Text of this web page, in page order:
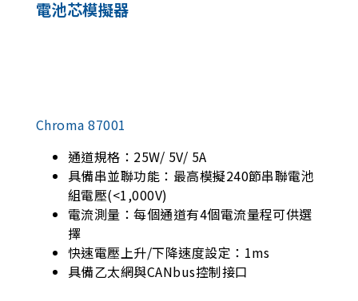
電池芯模擬器
Chroma 87001
通道規格：25W/ 5V/ 5A
具備串並聯功能：最高模擬240節串聯電池
組電壓(<1,000V)
電流測量：每個通道有4個電流量程可供選
擇
快速電壓上升/下降速度設定：1ms
具備乙太網與CANbus控制接口